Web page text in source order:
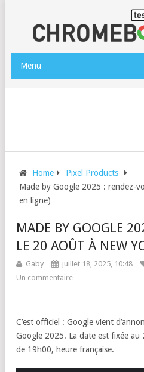
Menu
Home
Pixel Products
Made by Google 2025 : rendez-
en ligne)
MADE BY GOOGLE
LE 20 AOÛT À NEW
Gaby juillet 18, 2025, 10:48
Un commentaire
C’est officiel : Google vient
Google 2025. La date est fixée
de 19h00, heure française.